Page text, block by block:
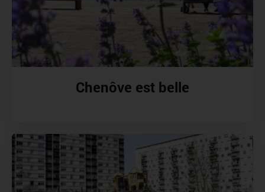
Chenôve est belle